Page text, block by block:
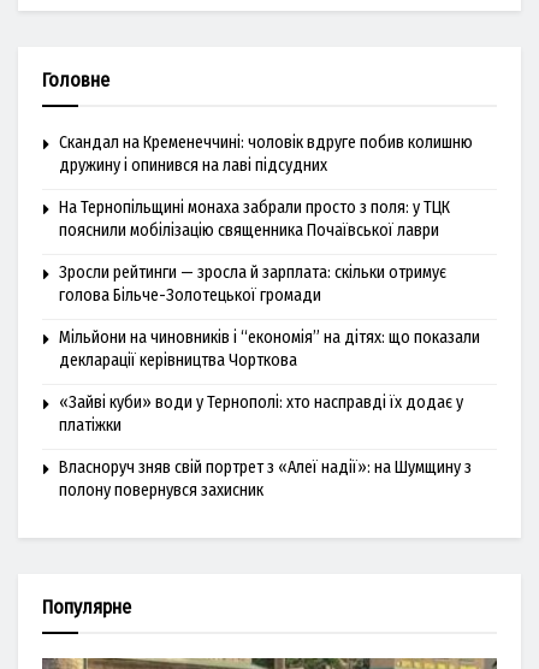
Головне
Скандал на Кременеччині: чоловік вдруге побив колишню
дружину і опинився на лаві підсудних
На Тернопільщині монаха забрали просто з поля: у ТЦК
пояснили мобілізацію священника Почаївської лаври
Зросли рейтинги — зросла й зарплата: скільки отримує
голова Більче-Золотецької громади
Мільйони на чиновників і “економія” на дітях: що показали
декларації керівництва Чорткова
«Зайві куби» води у Тернополі: хто насправді їх додає у
платіжки
Власноруч зняв свій портрет з «Алеї надії»: на Шумщину з
полону повернувся захисник
Популярне